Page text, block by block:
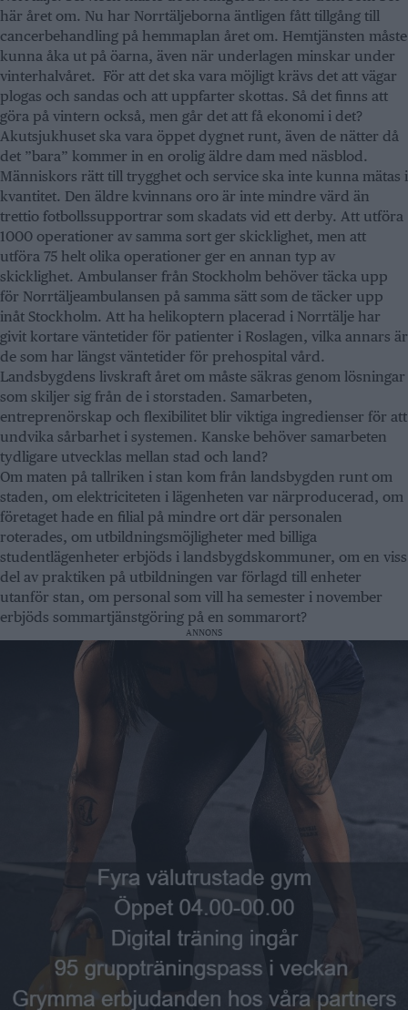
här året om. Nu har Norrtäljeborna äntligen fått tillgång till
cancerbehandling på hemmaplan året om. Hemtjänsten måste
kunna åka ut på öarna, även när underlagen minskar under
vinterhalvåret. För att det ska vara möjligt krävs det att vägar
plogas och sandas och att uppfarter skottas. Så det finns att
göra på vintern också, men går det att få ekonomi i det?
Akutsjukhuset ska vara öppet dygnet runt, även de nätter då
det ”bara” kommer in en orolig äldre dam med näsblod.
Människors rätt till trygghet och service ska inte kunna mätas i
kvantitet. Den äldre kvinnans oro är inte mindre värd än
trettio fotbollssupportrar som skadats vid ett derby. Att utföra
1000 operationer av samma sort ger skicklighet, men att
utföra 75 helt olika operationer ger en annan typ av
skicklighet. Ambulanser från Stockholm behöver täcka upp
för Norrtäljeambulansen på samma sätt som de täcker upp
inåt Stockholm. Att ha helikoptern placerad i Norrtälje har
givit kortare väntetider för patienter i Roslagen, vilka annars är
de som har längst väntetider för prehospital vård.
Landsbygdens livskraft året om måste säkras genom lösningar
som skiljer sig från de i storstaden. Samarbeten,
entreprenörskap och flexibilitet blir viktiga ingredienser för att
undvika sårbarhet i systemen. Kanske behöver samarbeten
tydligare utvecklas mellan stad och land?
Om maten på tallriken i stan kom från landsbygden runt om
staden, om elektriciteten i lägenheten var närproducerad, om
företaget hade en filial på mindre ort där personalen
roterades, om utbildningsmöjligheter med billiga
studentlägenheter erbjöds i landsbygdskommuner, om en viss
del av praktiken på utbildningen var förlagd till enheter
utanför stan, om personal som vill ha semester i november
erbjöds sommartjänstgöring på en sommarort?
ANNONS